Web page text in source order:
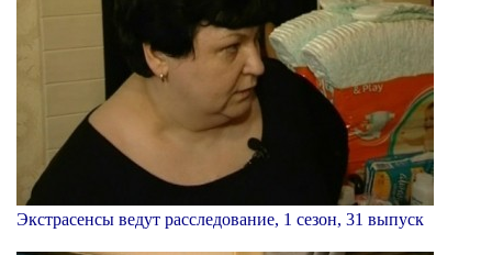
Экстрасенсы ведут расследование, 1 сезон, 31 выпуск